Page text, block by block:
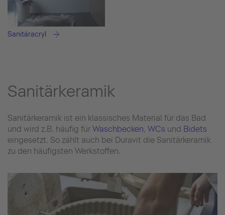
Sanitäracryl
Sanitärkeramik
Sanitärkeramik ist ein klassisches Material für das Bad
und wird z.B. häufig für Waschbecken, WCs und Bidets
eingesetzt. So zählt auch bei Duravit die Sanitärkeramik
zu den häufigsten Werkstoffen.